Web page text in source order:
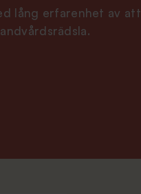
lång erfarenhet av att